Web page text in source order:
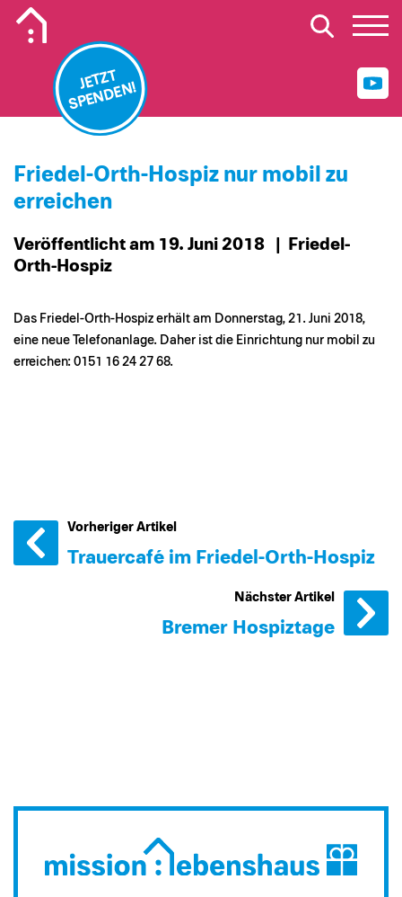
JETZT
SPENDEN!
Friedel-Orth-Hospiz nur mobil zu
erreichen
Veröffentlicht am 19. Juni 2018
| Friedel-
Orth-Hospiz
Das Friedel-Orth-Hospiz erhält am Donnerstag, 21. Juni 2018,
eine neue Telefonanlage. Daher ist die Einrichtung nur mobil zu
erreichen: 0151 16 24 27 68.
Vorheriger Artikel
Trauercafé im Friedel-Orth-Hospiz
Nächster Artikel
Bremer Hospiztage
Mobiles Logo Mission Lebenshaus